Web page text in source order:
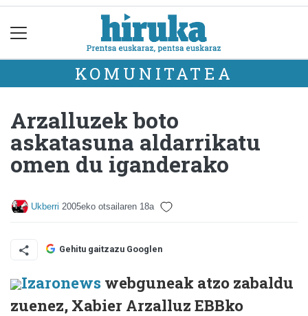
KOMUNITATEA
Arzalluzek boto
askatasuna aldarrikatu
omen du iganderako
Ukberri 2005eko otsailaren 18a
Gehitu gaitzazu Googlen
Izaronews webguneak atzo zabaldu
zuenez, Xabier Arzalluz EBBko